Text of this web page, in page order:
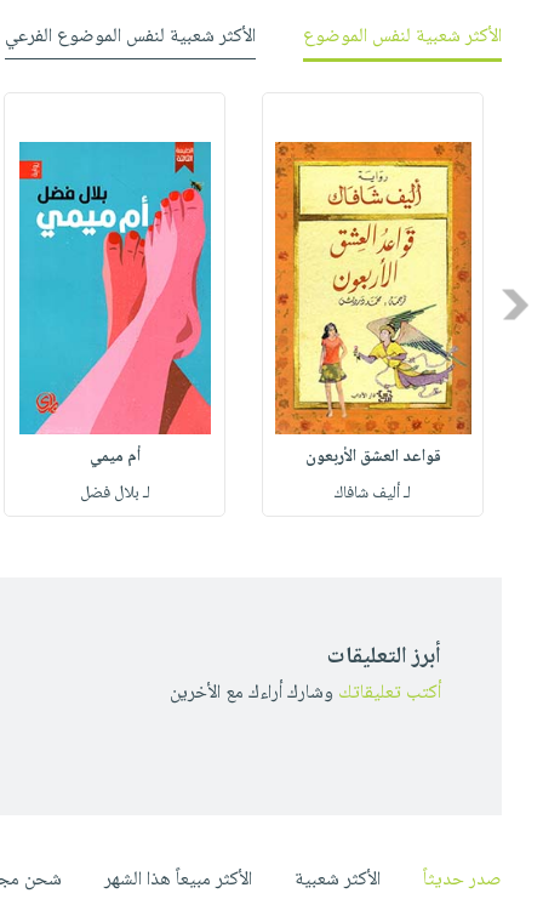
أطفال
مناسبات
فيديوهات
أسئلة
يتكرر
خدمات
وفرات
انشر
كتابك
تواصل
عربة
التسوق
الإصدارات
الأكثر شعبية لنفس الموضوع
الأكثر شعبية لنفس الموضوع الفرعي
Previous
قواعد العشق الأربعون
لـ أليف شافاك
أم ميمي
لـ بلال فضل
أبرز التعليقات
أكتب تعليقاتك وشارك أراءك مع الأخرين
صدر حديثاً الأكثر شعبية الأكثر مبيعاً هذا الشهر شحن